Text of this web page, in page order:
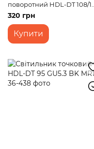
поворотний HDL-DT 108/1
MR16 SL
320 грн
Купити